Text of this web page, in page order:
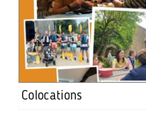
Colocations